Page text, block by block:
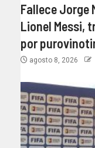
Fallece Jorge
Lionel Messi,
por
agosto 8, 2026